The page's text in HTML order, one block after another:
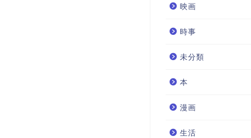
映画
時事
未分類
本
漫画
生活